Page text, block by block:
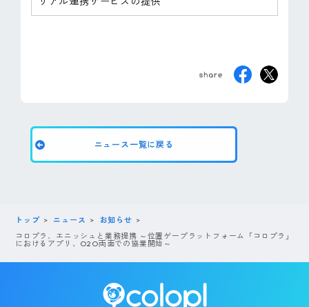
ニュース一覧に戻る
トップ ニュース
お知らせ
コロプラ、エニッシュと業務提携 ～位置ゲープラットフォーム「コロプラ」
におけるアプリ、O2O両面での協業開始～